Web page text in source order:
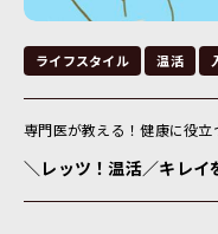
ライフスタイル 温活
専門医が教える！健康に役
＼レッツ！温活／キレイ